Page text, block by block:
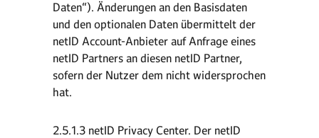
Daten“). Änderungen an den Basisdaten
und den optionalen Daten übermittelt der
netID Account-Anbieter auf Anfrage eines
netID Partners an diesen netID Partner,
sofern der Nutzer dem nicht widersprochen
hat.
2.5.1.3 netID Privacy Center. Der netID